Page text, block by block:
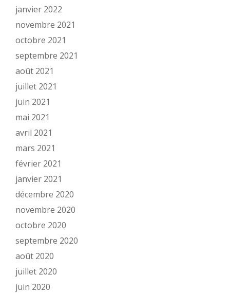
janvier 2022
novembre 2021
octobre 2021
septembre 2021
août 2021
juillet 2021
juin 2021
mai 2021
avril 2021
mars 2021
février 2021
janvier 2021
décembre 2020
novembre 2020
octobre 2020
septembre 2020
août 2020
juillet 2020
juin 2020